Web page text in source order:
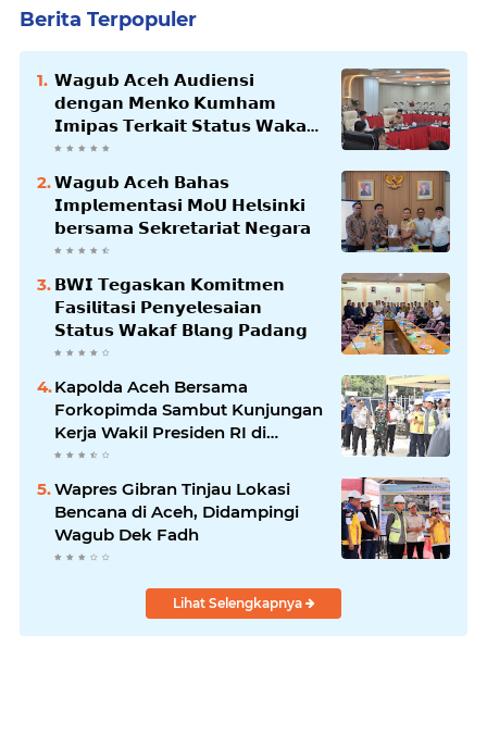
Berita Terpopuler
𝗪𝗮𝗴𝘂𝗯 𝗔𝗰𝗲𝗵 𝗔𝘂𝗱𝗶𝗲𝗻𝘀𝗶
𝗱𝗲𝗻𝗴𝗮𝗻 𝗠𝗲𝗻𝗸𝗼 𝗞𝘂𝗺𝗵𝗮𝗺
𝗜𝗺𝗶𝗽𝗮𝘀 𝗧𝗲𝗿𝗸𝗮𝗶𝘁 𝗦𝘁𝗮𝘁𝘂𝘀 𝗪𝗮𝗸𝗮𝗳
𝗕𝗹𝗮𝗻𝗴𝗽𝗮𝗱𝗮𝗻𝗴
𝗪𝗮𝗴𝘂𝗯 𝗔𝗰𝗲𝗵 𝗕𝗮𝗵𝗮𝘀
𝗜𝗺𝗽𝗹𝗲𝗺𝗲𝗻𝘁𝗮𝘀𝗶 𝗠𝗼𝗨 𝗛𝗲𝗹𝘀𝗶𝗻𝗸𝗶
𝗯𝗲𝗿𝘀𝗮𝗺𝗮 𝗦𝗲𝗸𝗿𝗲𝘁𝗮𝗿𝗶𝗮𝘁 𝗡𝗲𝗴𝗮𝗿𝗮
𝗕𝗪𝗜 𝗧𝗲𝗴𝗮𝘀𝗸𝗮𝗻 𝗞𝗼𝗺𝗶𝘁𝗺𝗲𝗻
𝗙𝗮𝘀𝗶𝗹𝗶𝘁𝗮𝘀𝗶 𝗣𝗲𝗻𝘆𝗲𝗹𝗲𝘀𝗮𝗶𝗮𝗻
𝗦𝘁𝗮𝘁𝘂𝘀 𝗪𝗮𝗸𝗮𝗳 𝗕𝗹𝗮𝗻𝗴 𝗣𝗮𝗱𝗮𝗻𝗴
Kapolda Aceh Bersama
Forkopimda Sambut Kunjungan
Kerja Wakil Presiden RI di
Kabupaten Bireuen
Wapres Gibran Tinjau Lokasi
Bencana di Aceh, Didampingi
Wagub Dek Fadh
Lihat Selengkapnya